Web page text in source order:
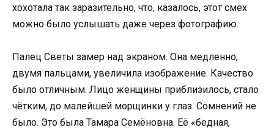
хохотала так заразительно, что, казалось, этот смех
можно было услышать даже через фотографию.
Палец Светы замер над экраном. Она медленно,
двумя пальцами, увеличила изображение. Качество
было отличным. Лицо женщины приблизилось, стало
чётким, до малейшей морщинки у глаз. Сомнений не
было. Это была Тамара Семёновна. Её «бедная,